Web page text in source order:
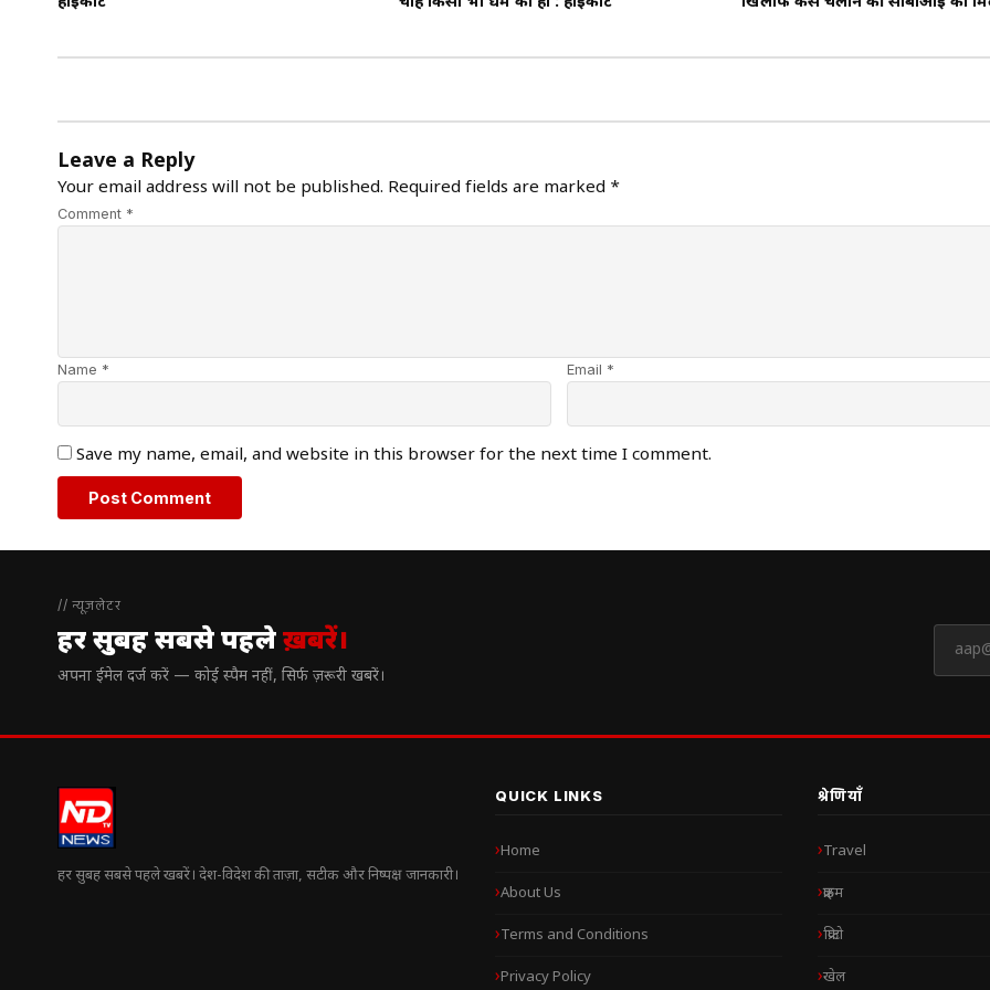
Leave a Reply
Your email address will not be published. Required fields are marked *
Comment *
Name * Email *
Save my name, email, and website in this browser for the next time I comment.
// न्यूज़लेटर
हर सुबह सबसे पहलेख़बरें।
अपना ईमेल दर्ज करें — कोई स्पैम नहीं, सिर्फ ज़रूरी खबरें।
हर सुबह सबसे पहले खबरें। देश-विदेश की ताज़ा, सटीक और निष्पक्ष जानकारी।
QUICK LINKS
Home
About Us
Terms and Conditions
Privacy Policy
श्रेणियाँ
Travel
क्राइम
क्रिप्टो
खेल